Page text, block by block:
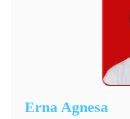
Erna Agnesa